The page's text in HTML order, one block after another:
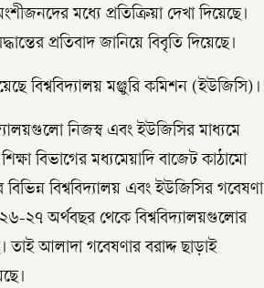
মধ্যে প্রতিক্রিয়া দেখা দিয়েছে।
প্রতিবাদ জানিয়ে বিবৃতি দিয়েছে।
বিশ্ববিদ্যালয় মঞ্জুরি কমিশন (ইউজিসি)।
নিজস্ব এবং ইউজিসির মাধ্যমে
বিভাগের মধ্যমেয়াদি বাজেট কাঠামো
বিশ্ববিদ্যালয় এবং ইউজিসির গবেষণা
২৭ অর্থবছর থেকে বিশ্ববিদ্যালয়গুলোর
তাই আলাদা গবেষণার বরাদ্দ ছাড়াই